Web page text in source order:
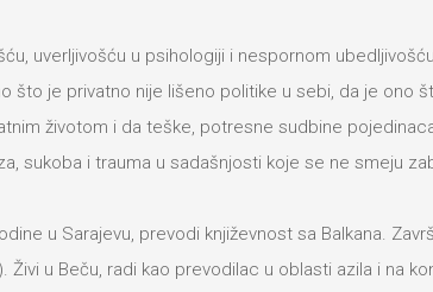
uverljivošću u psihologiji i nespornom
što je privatno nije lišeno politike u sebi, da je ono
životom i da teške, potresne sudbine
sukoba i trauma u sadašnjosti koje se ne smeju
u Sarajevu, prevodi književnost sa Balkana.
Živi u Beču, radi kao prevodilac u oblasti azila i na